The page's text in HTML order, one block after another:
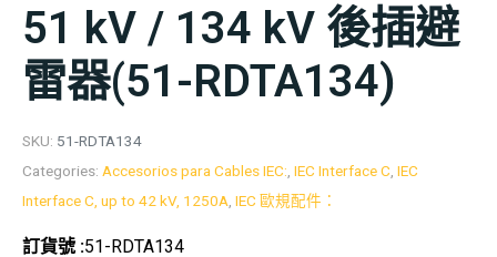
51 kV / 134 kV 後插避
雷器(51-RDTA134)
SKU: 51-RDTA134
Categories: Accesorios para Cables IEC: IEC Interface C IEC
Interface C, up to 42 kV, 1250A IEC 歐規配件：
訂貨號 :51-RDTA134